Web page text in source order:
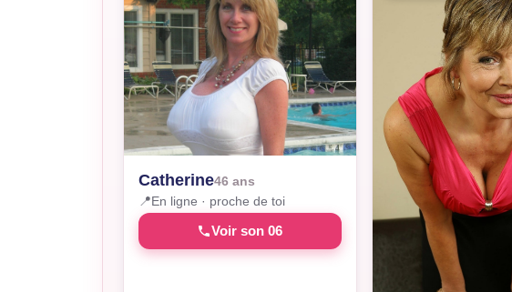
Catherine46 ans
📍En ligne · proche de toi
Voir son 06